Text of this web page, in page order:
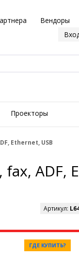
Вендоры
Проекторы
Ethernet, USB
ADF,
Артикул:
ГДЕ КУПИТЬ?